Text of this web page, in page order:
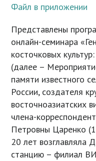
Файл в приложении
Представлены
онлайн-семинара
косточковых
(далее –
памяти известного
России, создателя
восточноазиатских
члена-
Петровны Царенко
20 лет возглавляла
станцию – филиал